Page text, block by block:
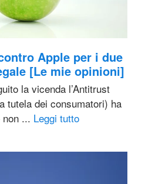
Apple per i due
[Le mie opinioni]
la vicenda l’Antitrust
tutela dei consumatori) ha
... Leggi tutto